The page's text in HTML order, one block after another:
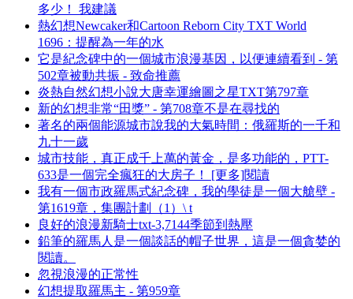
多少！ 我建議
熱幻想Newcaker和Cartoon Reborn City TXT World
1696：提醒為一年的水
它是紀念碑中的一個城市浪漫基因，以便連續看到 - 第
502章被動共振 - 致命推薦
炎熱自然幻想小說大唐幸運繪圖之星TXT第797章
新的幻想非常“田獎” - 第708章不是在尋找的
著名的兩個能源城市說我的大氣時間：俄羅斯的一千和
九十一歲
城市技能，真正成千上萬的黃金，是多功能的，PTT-
633是一個完全瘋狂的大房子！ [更多]閱讀
我有一個市政羅馬式紀念碑，我的學徒是一個大艙壁 -
第1619章，集團計劃（1）\ t
良好的浪漫新騎士txt-3,7144季節到熱壓
鉛筆的羅馬人是一個談話的帽子世界，這是一個貪婪的
閱讀。
忽視浪漫的正常性
幻想提取羅馬主 - 第959章